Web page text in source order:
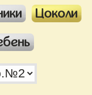
Цоколи